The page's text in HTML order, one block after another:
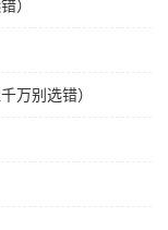
）
万别选错）